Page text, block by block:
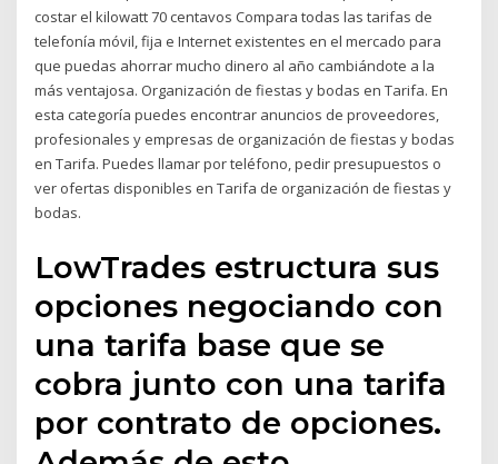
costar el kilowatt 70 centavos Compara todas las tarifas de
telefonía móvil, fija e Internet existentes en el mercado para
que puedas ahorrar mucho dinero al año cambiándote a la
más ventajosa. Organización de fiestas y bodas en Tarifa. En
esta categoría puedes encontrar anuncios de proveedores,
profesionales y empresas de organización de fiestas y bodas
en Tarifa. Puedes llamar por teléfono, pedir presupuestos o
ver ofertas disponibles en Tarifa de organización de fiestas y
bodas.
LowTrades estructura sus
opciones negociando con
una tarifa base que se
cobra junto con una tarifa
por contrato de opciones.